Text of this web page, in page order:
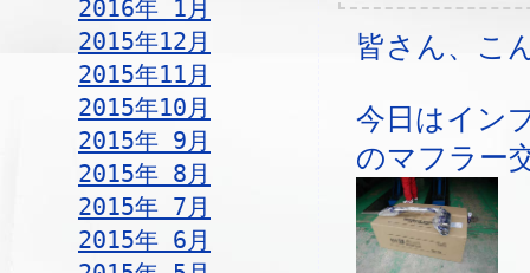
2016年 1月
2015年12月
2015年11月
2015年10月
2015年 9月
2015年 8月
2015年 7月
2015年 6月
皆さん、こ
今日はイン
のマフラー